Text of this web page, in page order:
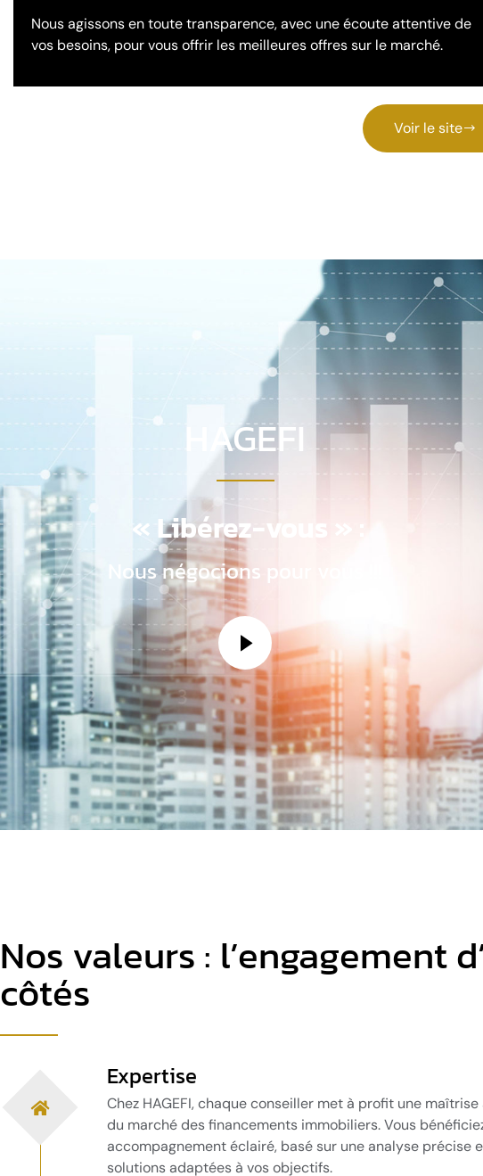
Nous agissons en toute transparence, avec une écoute attentive de
vos besoins, pour vous offrir les meilleures offres sur le marché.
Voir le site
HAGEFI
« Libérez-vous » :
Nous négocions pour vous !!!
Nos valeurs : l’engagement
côtés
Expertise
Chez HAGEFI, chaque conseiller met à profit une
du marché des financements immobiliers. Vous
accompagnement éclairé, basé sur une analyse précise
solutions adaptées à vos objectifs.